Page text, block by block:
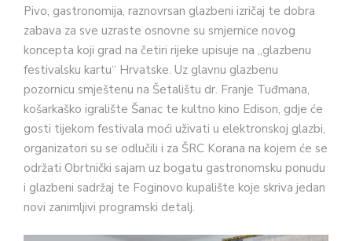
Pivo, gastronomija, raznovrsan glazbeni izričaj te dobra
zabava za sve uzraste osnovne su smjernice novog
koncepta koji grad na četiri rijeke upisuje na „glazbenu
festivalsku kartu“ Hrvatske. Uz glavnu glazbenu
pozornicu smještenu na Šetalištu dr. Franje Tuđmana,
košarkaško igralište Šanac te kultno kino Edison, gdje će
gosti tijekom festivala moći uživati u elektronskoj glazbi,
organizatori su se odlučili i za ŠRC Korana na kojem će se
održati Obrtnički sajam uz bogatu gastronomsku ponudu
i glazbeni sadržaj te Foginovo kupalište koje skriva jedan
novi zanimljivi programski detalj.